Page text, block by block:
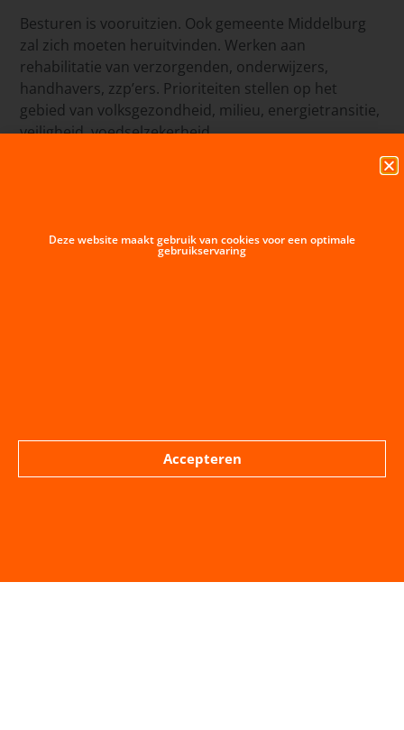
Besturen is vooruitzien. Ook gemeente Middelburg
zal zich moeten heruitvinden. Werken aan
rehabilitatie van verzorgenden, onderwijzers,
handhavers, zzp’ers. Prioriteiten stellen op het
gebied van volksgezondheid, milieu, energietransitie,
veiligheid, voedselzekerheid.
betrekken we daarbij onze inwoners en
ondernemers? Van daadkracht naar draagvlak naar
Deze website maakt gebruik van cookies voor een optimale
gebruikservaring
Accepteren